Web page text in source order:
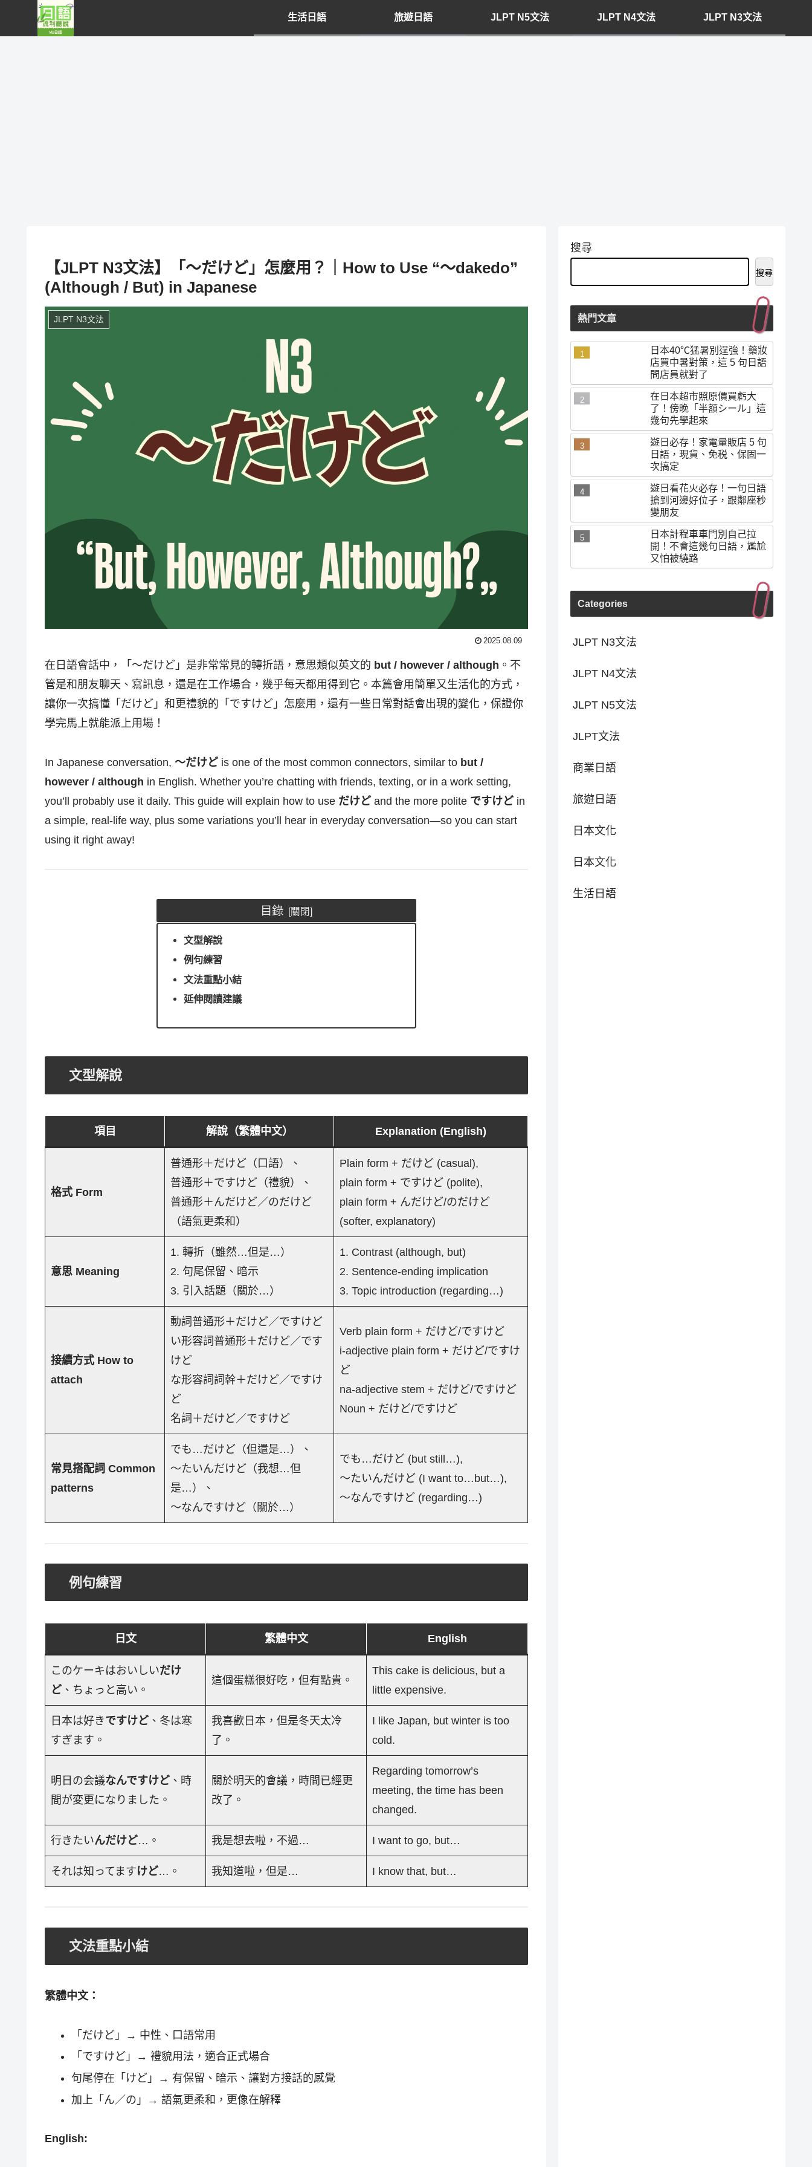
生活日語 旅遊日語 JLPT N5文法 JLPT N4文法 JLPT N3文法
【JLPT N3文法】「～だけど」怎麼用？｜How to Use “～dakedo”
(Although / But) in Japanese
JLPT N3文法
2025.08.09
在日語會話中，「～だけど」是非常常見的轉折語，意思類似英文的 but / however / although 。不
管是和朋友聊天、寫訊息，還是在工作場合，幾乎每天都用得到它。本篇會用簡單又生活化的方式，
讓你一次搞懂「だけど」和更禮貌的「ですけど」怎麼用，還有一些日常對話會出現的變化，保證你
學完馬上就能派上用場！
In Japanese conversation, ～だけど is one of the most common connectors, similar to but /
however / although in English. Whether you’re chatting with friends, texting, or in a work setting,
you’ll probably use it daily. This guide will explain how to use だけど and the more polite ですけど in
a simple, real-life way, plus some variations you’ll hear in everyday conversation—so you can start
using it right away!
目錄
文型解說
例句練習
文法重點小結
延伸閱讀建議
文型解說
項目 解說（繁體中文） Explanation (English)
格式 Form
普通形＋だけど（口語）、
普通形＋ですけど（禮貌）、
普通形＋んだけど／のだけど
（語氣更柔和）
Plain form + だけど (casual),
plain form + ですけど (polite),
plain form + んだけど/のだけど
(softer, explanatory)
意思 Meaning
1. 轉折（雖然…但是…）
2. 句尾保留、暗示
3. 引入話題（關於…）
1. Contrast (although, but)
2. Sentence-ending implication
3. Topic introduction (regarding…)
接續方式 How to
attach
動詞普通形＋だけど／ですけど
い形容詞普通形＋だけど／です
けど
な形容詞詞幹＋だけど／ですけ
ど
名詞＋だけど／ですけど
Verb plain form + だけど/ですけど
i-adjective plain form + だけど/ですけ
ど
na-adjective stem + だけど/ですけど
Noun + だけど/ですけど
常見搭配詞 Common
patterns
でも…だけど（但還是…）、
～たいんだけど（我想…但
是…）、
～なんですけど（關於…）
でも…だけど (but still…),
～たいんだけど (I want to…but…),
～なんですけど (regarding…)
例句練習
日文 繁體中文 English
このケーキはおいしいだけ
ど 、ちょっと高い。
這個蛋糕很好吃，但有點貴。
This cake is delicious, but a
little expensive.
日本は好きですけど 、冬は寒
すぎます。
我喜歡日本，但是冬天太冷
了。
I like Japan, but winter is too
cold.
明日の会議なんですけど 、時
間が変更になりました。
關於明天的會議，時間已經更
改了。
Regarding tomorrow’s
meeting, the time has been
changed.
行きたいんだけど…。 我是想去啦，不過… I want to go, but…
それは知ってますけど…。 我知道啦，但是… I know that, but…
文法重點小結
繁體中文：
「だけど」→ 中性、口語常用
「ですけど」→ 禮貌用法，適合正式場合
句尾停在「けど」→ 有保留、暗示、讓對方接話的感覺
加上「ん／の」→ 語氣更柔和，更像在解釋
English:
搜尋
搜尋
熱門文章
日本40℃猛暑別逞強！藥妝
店買中暑對策，這 5 句日語
問店員就對了
在日本超市照原價買虧大
了！傍晚「半額シール」這
幾句先學起來
遊日必存！家電量販店 5 句
日語，現貨、免税、保固一
次搞定
遊日看花火必存！一句日語
搶到河邊好位子，跟鄰座秒
變朋友
日本計程車車門別自己拉
開！不會這幾句日語，尷尬
又怕被繞路
Categories
JLPT N3文法
JLPT N4文法
JLPT N5文法
JLPT文法
商業日語
旅遊日語
日本文化
日本文化
生活日語